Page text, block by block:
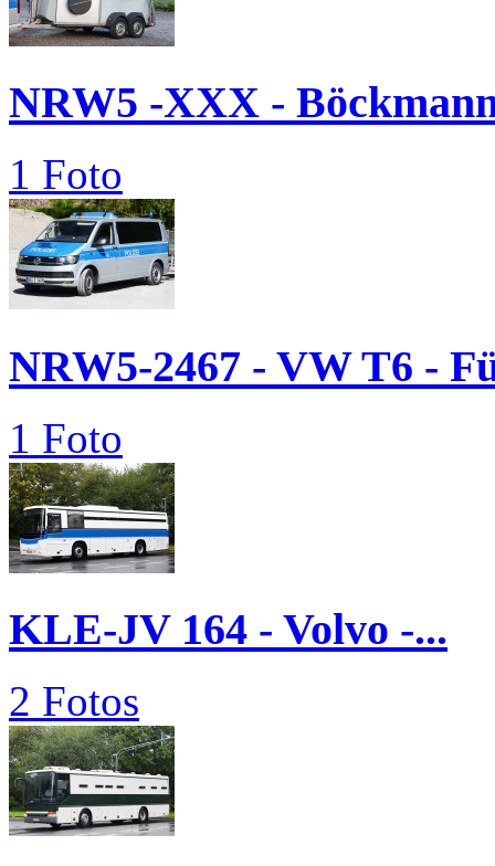
NRW5 -XXX -
1 Foto
NRW5-2467 - VW T6 -
1 Foto
KLE-JV 164 - Volvo -...
2 Fotos